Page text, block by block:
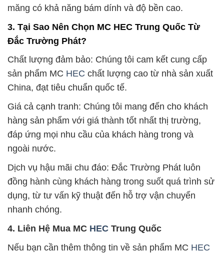
măng có khả năng bám dính và độ bền cao.
3. Tại Sao Nên Chọn MC HEC Trung Quốc Từ
Đắc Trường Phát?
Chất lượng đảm bảo: Chúng tôi cam kết cung cấp
sản phẩm MC HEC chất lượng cao từ nhà sản xuất
China, đạt tiêu chuẩn quốc tế.
Giá cả cạnh tranh: Chúng tôi mang đến cho khách
hàng sản phẩm với giá thành tốt nhất thị trường,
đáp ứng mọi nhu cầu của khách hàng trong và
ngoài nước.
Dịch vụ hậu mãi chu đáo: Đắc Trường Phát luôn
đồng hành cùng khách hàng trong suốt quá trình sử
dụng, từ tư vấn kỹ thuật đến hỗ trợ vận chuyển
nhanh chóng.
4. Liên Hệ Mua MC HEC Trung Quốc
Nếu bạn cần thêm thông tin về sản phẩm MC HEC